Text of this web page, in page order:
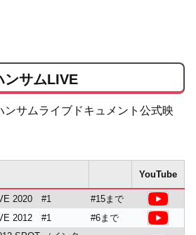
サムLIVE
ンサムライブドキュメント公式映
YouTube
2020 #1
#15まで
2012 #1
#6まで